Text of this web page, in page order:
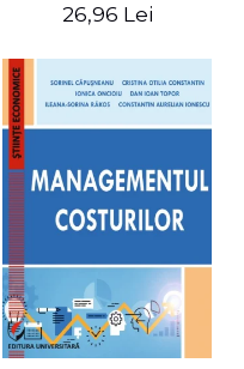
26,96 Lei